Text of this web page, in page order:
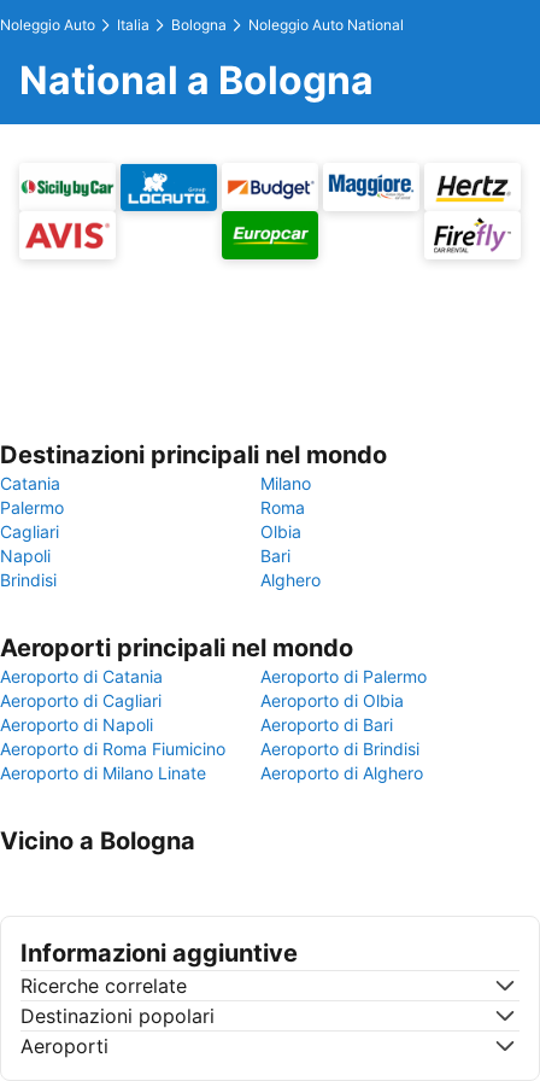
Noleggio Auto Italia Bologna Noleggio Auto National
National a Bologna
Destinazioni principali nel mondo
Catania
Milano
Palermo
Roma
Cagliari
Olbia
Napoli
Bari
Brindisi
Alghero
Aeroporti principali nel mondo
Aeroporto di Catania
Aeroporto di Palermo
Aeroporto di Cagliari
Aeroporto di Olbia
Aeroporto di Napoli
Aeroporto di Bari
Aeroporto di Roma Fiumicino
Aeroporto di Brindisi
Aeroporto di Milano Linate
Aeroporto di Alghero
Vicino a Bologna
Informazioni aggiuntive
Ricerche correlate
Destinazioni popolari
Aeroporti